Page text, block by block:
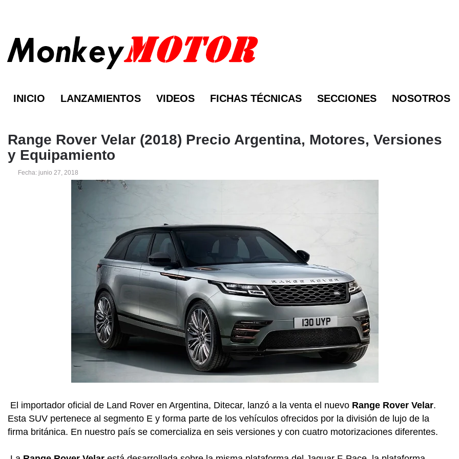
INICIO LANZAMIENTOS VIDEOS FICHAS TÉCNICAS SECCIONES NOSOTROS
Range Rover Velar (2018) Precio Argentina, Motores, Versiones
y Equipamiento
Fecha: junio 27, 2018
El importador oficial de Land Rover en Argentina, Ditecar, lanzó a la venta el nuevo Range Rover Velar.
Esta SUV pertenece al segmento E y forma parte de los vehículos ofrecidos por la división de lujo de la
firma británica. En nuestro país se comercializa en seis versiones y con cuatro motorizaciones diferentes.